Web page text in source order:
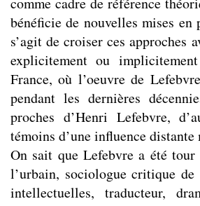
bénéficie de nouvelles mises
s’agit de croiser ces approches
explicitement ou
France, où l’oeuvre de
pendant les dernières
proches d’Henri Lefebvre,
témoins d’une influence distante
On sait que Lefebvre a été
l’urbain, sociologue critique
intellectuelles, traducteur,